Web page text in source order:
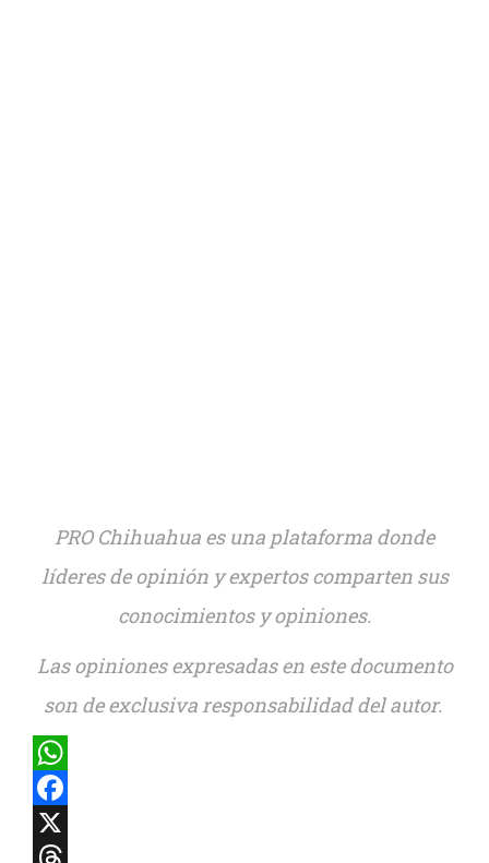
PRO Chihuahua es una plataforma donde
líderes de opinión y expertos comparten sus
conocimientos y opiniones.
Las opiniones expresadas en este documento
son de exclusiva responsabilidad del autor.
WhatsApp
Facebook
X